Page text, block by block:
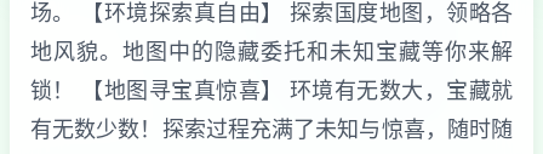
场。 【环境探索真自由】 探索国度地图，领略各
地风貌。地图中的隐藏委托和未知宝藏等你来解
锁！ 【地图寻宝真惊喜】 环境有无数大，宝藏就
有无数少数！探索过程充满了未知与惊喜，随时随